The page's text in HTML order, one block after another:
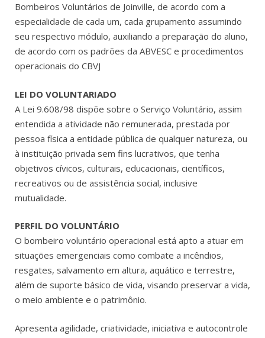
Bombeiros Voluntários de Joinville, de acordo com a
especialidade de cada um, cada grupamento assumindo
seu respectivo módulo, auxiliando a preparação do aluno,
de acordo com os padrões da ABVESC e procedimentos
operacionais do CBVJ
LEI DO VOLUNTARIADO
A Lei 9.608/98 dispõe sobre o Serviço Voluntário, assim
entendida a atividade não remunerada, prestada por
pessoa física a entidade pública de qualquer natureza, ou
à instituição privada sem fins lucrativos, que tenha
objetivos cívicos, culturais, educacionais, científicos,
recreativos ou de assistência social, inclusive
mutualidade.
PERFIL DO VOLUNTÁRIO
O bombeiro voluntário operacional está apto a atuar em
situações emergenciais como combate a incêndios,
resgates, salvamento em altura, aquático e terrestre,
além de suporte básico de vida, visando preservar a vida,
o meio ambiente e o patrimônio.
Apresenta agilidade, criatividade, iniciativa e autocontrole